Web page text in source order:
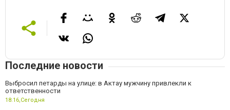
Последние новости
Выбросил петарды на улице: в Актау мужчину привлекли к
ответственности
18:16,Сегодня